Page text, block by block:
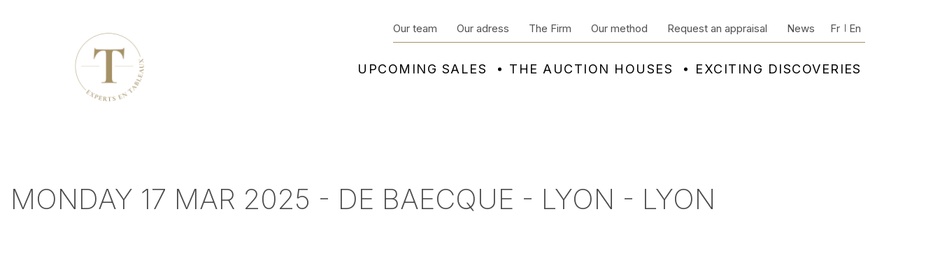
UPCOMING SALES THE AUCTION HOUSES EXCITING DISCOVERIES
Our team Our adress The Firm Our method Request an appraisal News Fr En
MONDAY 17 MAR 2025 - DE BAECQUE - LYON - LYON